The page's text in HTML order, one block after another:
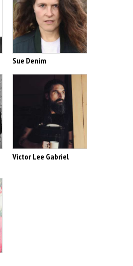
Sue Denim
Victor Lee Gabriel